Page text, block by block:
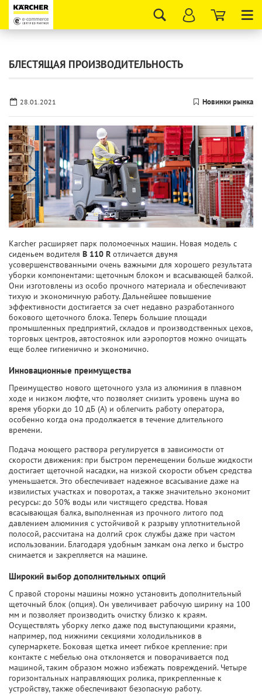
БЛЕСТЯЩАЯ ПРОИЗВОДИТЕЛЬНОСТЬ
28.01.2021 Новинки рынка
Karcher расширяет парк поломоечных машин. Новая модель с
сиденьем водителя B 110 R отличается двумя
усовершенствованными очень важными для хорошего результата
уборки компонентами: щеточным блоком и всасывающей балкой.
Они изготовлены из особо прочного материала и обеспечивают
тихую и экономичную работу. Дальнейшее повышение
эффективности достигается за счет недавно разработанного
бокового щеточного блока. Теперь большие площади
промышленных предприятий, складов и производственных цехов,
торговых центров, автостоянок или аэропортов можно очищать
еще более гигиенично и экономично.
Инновационные преимущества
Преимущество нового щеточного узла из алюминия в плавном
ходе и низком люфте, что позволяет снизить уровень шума во
время уборки до 10 дБ (А) и облегчить работу оператора,
особенно когда она продолжается в течение длительного
времени.
Подача моющего раствора регулируется в зависимости от
скорости движения: при быстром перемещении больше жидкости
достигает щеточной насадки, на низкой скорости объем средства
уменьшается. Это обеспечивает надежное всасывание даже на
извилистых участках и поворотах, а также значительно экономит
ресурсы: до 50% воды или чистящего средства. Новая
всасывающая балка, выполненная из прочного литого под
давлением алюминия с устойчивой к разрыву уплотнительной
полосой, рассчитана на долгий срок службы даже при частом
использовании. Благодаря удобным замкам она легко и быстро
снимается и закрепляется на машине.
Широкий выбор дополнительных опций
С правой стороны машины можно установить дополнительный
щеточный блок (опция). Он увеличивает рабочую ширину на 100
мм и позволяет производить очистку близко к краям.
Осуществлять уборку легко даже под выступающими краями,
например, под нижними секциями холодильников в
супермаркете. Боковая щетка имеет гибкое крепление: при
контакте с мебелью она отклоняется и поворачивается под
машиной, таким образом можно избежать повреждений. Четыре
горизонтальных направляющих ролика, прикрепленные к
устройству, также обеспечивают безопасную работу.